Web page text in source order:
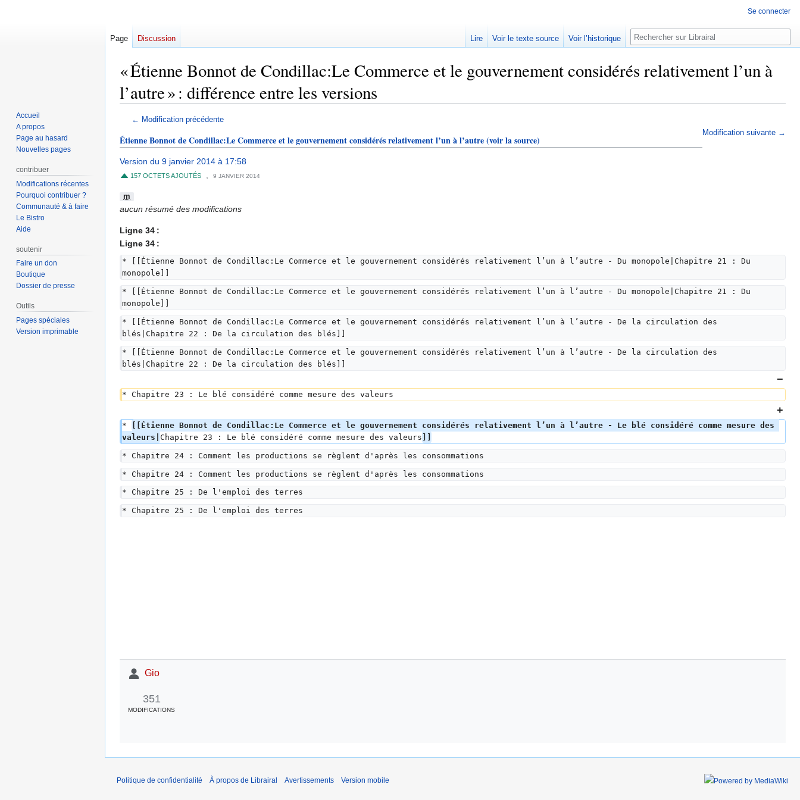
« Étienne Bonnot de Condillac:Le Commerce et le gouvernement considérés relativement l’un à
l’autre » : différence entre les versions
Aller
la
navigation
Aller
la
recherche
← Modification précédente
Modification suivante →
Étienne Bonnot de Condillac:Le Commerce et le gouvernement considérés relativement l’un à l’autre(voir la source)
Version du 9 janvier 2014 à 17:58
157 OCTETS AJOUTÉS 9 JANVIER 2014
m
aucun résumé des modifications
Ligne 34 :
Ligne 34 :
* [[Étienne Bonnot de Condillac:Le Commerce et le gouvernement considérés relativement l’un à l’autre - Du monopole|Chapitre 21 : Du
monopole]]
* [[Étienne Bonnot de Condillac:Le Commerce et le gouvernement considérés relativement l’un à l’autre - Du monopole|Chapitre 21 : Du
monopole]]
* [[Étienne Bonnot de Condillac:Le Commerce et le gouvernement considérés relativement l’un à l’autre - De la circulation des
blés|Chapitre 22 : De la circulation des blés]]
* [[Étienne Bonnot de Condillac:Le Commerce et le gouvernement considérés relativement l’un à l’autre - De la circulation des
blés|Chapitre 22 : De la circulation des blés]]
* Chapitre 23 : Le blé considéré comme mesure des valeurs
*
[[Étienne Bonnot de Condillac:Le Commerce et le gouvernement considérés relativement l’un à l’autre - Le blé considéré comme mesure des
valeurs| Chapitre 23 : Le blé considéré comme mesure des valeurs
* Chapitre 24 : Comment les productions se règlent d'après les consommations
* Chapitre 24 : Comment les productions se règlent d'après les consommations
* Chapitre 25 : De l'emploi des terres
* Chapitre 25 : De l'emploi des terres
Gio
351
MODIFICATIONS
Se connecter
Page Discussion Lire Voir le texte source Voir l’historique Rechercher
Accueil
A propos
Page au hasard
Nouvelles pages
contribuer
Modifications récentes
Pourquoi contribuer ?
Communauté & à faire
Le Bistro
Aide
soutenir
Faire un don
Boutique
Dossier de presse
Outils
Pages spéciales
Version imprimable
Politique de confidentialité À propos de Librairal Avertissements Version mobile